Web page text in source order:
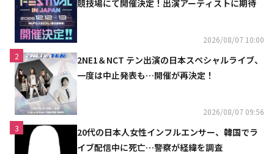
競技場にて開催決定！出演アーティストに期待
2026/08/07 10:00
2
2NE1＆NCT テン出演の日本スペシャルライブ、
一度は中止発表も…開催が再決定！
2026/08/07 09:56
3
20代の日本人女性インフルエンサー、韓国でラ
イブ配信中に死亡…警察が経緯を調査